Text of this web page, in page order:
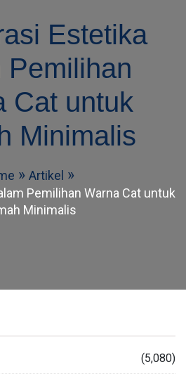
Estetika
Pemilihan
Cat untuk
Minimalis
Artikel
Pemilihan Warna Cat untuk
Minimalis
(5,080)